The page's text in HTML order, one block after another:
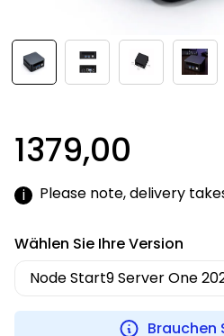
1379,00
i Please note, delivery
Wählen Sie Ihre Version
Brauchen